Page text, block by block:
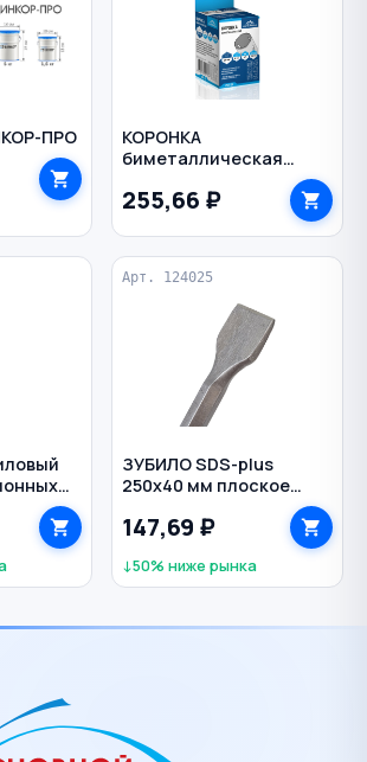
ПРО
КОРОНКА
биметаллическая
25х38 мм по металлу
1/2" VERTEXTOOLS
255,66 ₽
серый
Арт. 124025
ЗУБИЛО SDS-plus
250х40 мм плоское
147,69 ₽
↓50% ниже рынка